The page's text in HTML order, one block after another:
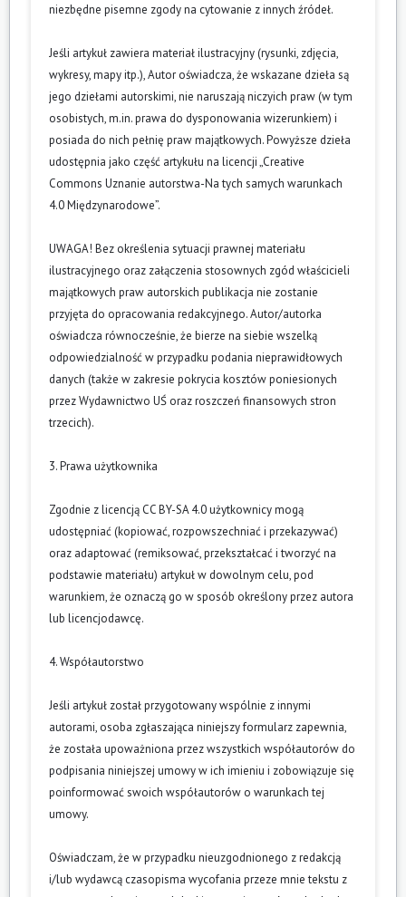
niezbędne pisemne zgody na cytowanie z innych źródeł.
Jeśli artykuł zawiera materiał ilustracyjny (rysunki, zdjęcia,
wykresy, mapy itp.), Autor oświadcza, że wskazane dzieła są
jego dziełami autorskimi, nie naruszają niczyich praw (w tym
osobistych, m.in. prawa do dysponowania wizerunkiem) i
posiada do nich pełnię praw majątkowych. Powyższe dzieła
udostępnia jako część artykułu na licencji „Creative
Commons Uznanie autorstwa-Na tych samych warunkach
4.0 Międzynarodowe”.
UWAGA! Bez określenia sytuacji prawnej materiału
ilustracyjnego oraz załączenia stosownych zgód właścicieli
majątkowych praw autorskich publikacja nie zostanie
przyjęta do opracowania redakcyjnego. Autor/autorka
oświadcza równocześnie, że bierze na siebie wszelką
odpowiedzialność w przypadku podania nieprawidłowych
danych (także w zakresie pokrycia kosztów poniesionych
przez Wydawnictwo UŚ oraz roszczeń finansowych stron
trzecich).
3. Prawa użytkownika
Zgodnie z licencją CC BY-SA 4.0 użytkownicy mogą
udostępniać (kopiować, rozpowszechniać i przekazywać)
oraz adaptować (remiksować, przekształcać i tworzyć na
podstawie materiału) artykuł w dowolnym celu, pod
warunkiem, że oznaczą go w sposób określony przez autora
lub licencjodawcę.
4. Współautorstwo
Jeśli artykuł został przygotowany wspólnie z innymi
autorami, osoba zgłaszająca niniejszy formularz zapewnia,
że została upoważniona przez wszystkich współautorów do
podpisania niniejszej umowy w ich imieniu i zobowiązuje się
poinformować swoich współautorów o warunkach tej
umowy.
Oświadczam, że w przypadku nieuzgodnionego z redakcją
i/lub wydawcą czasopisma wycofania przeze mnie tekstu z